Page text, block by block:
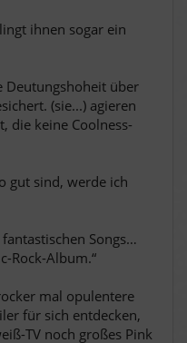
ihnen sogar ein
Deutungshoheit über
(sie...) agieren
die keine Coolness-
gut sind, werde ich
Songs…
Rock-Album.“
mal opulentere
für sich entdecken,
TV noch großes Pink